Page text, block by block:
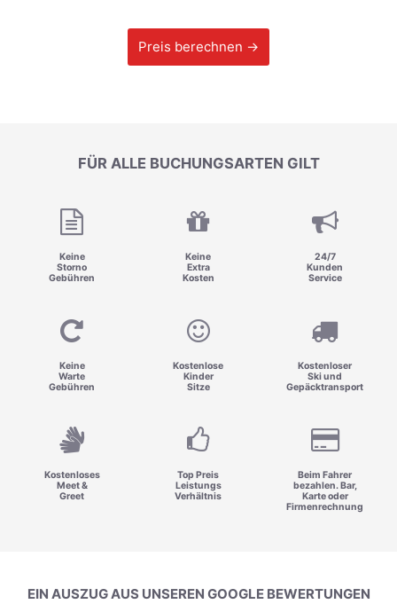
Preis berechnen →
FÜR ALLE BUCHUNGSARTEN GILT
Keine
Storno
Gebühren
Keine
Extra
Kosten
24/7
Kunden
Service
Keine
Warte
Gebühren
Kostenlose
Kinder
Sitze
Kostenloser
Ski und
Gepäcktransport
Kostenloses
Meet &
Greet
Top Preis
Leistungs
Verhältnis
Beim Fahrer
bezahlen. Bar,
Karte oder
Firmenrechnung
EIN AUSZUG AUS UNSEREN GOOGLE BEWERTUNGEN